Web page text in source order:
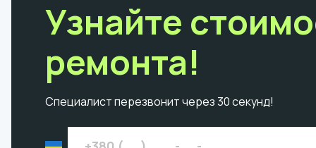
Узнайте
ремонта!
Специалист перезвонит через 30 секунд!